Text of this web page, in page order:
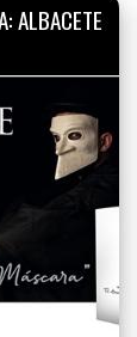
ALBACETE